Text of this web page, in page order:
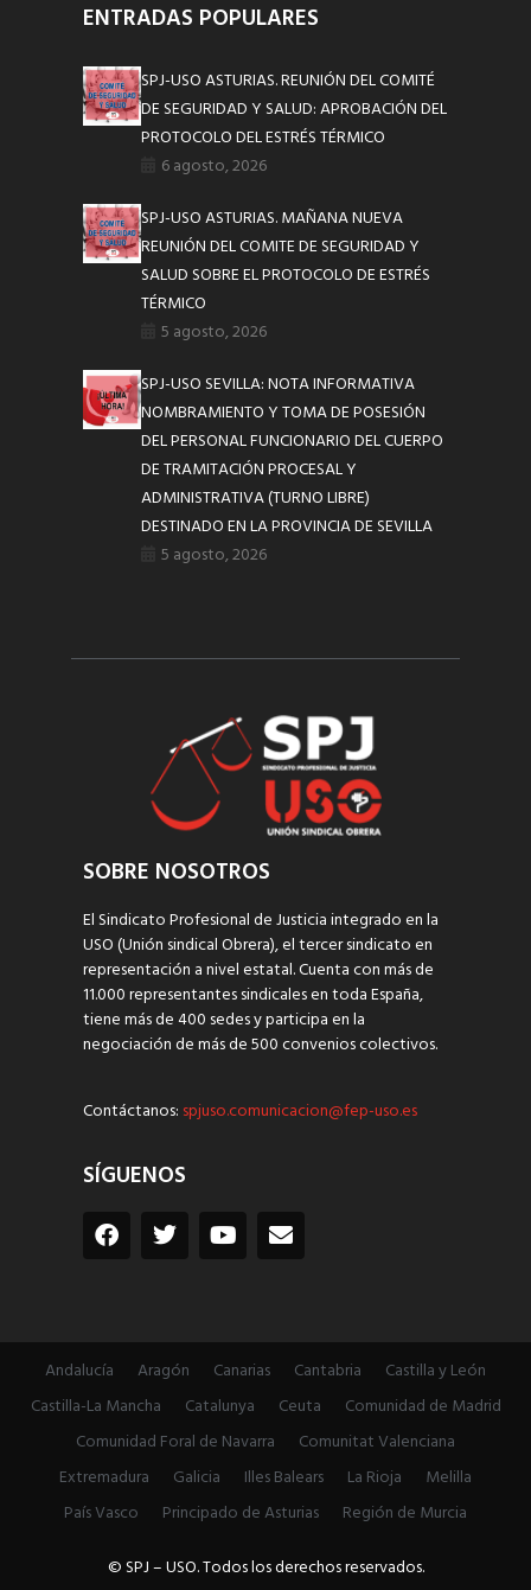
ENTRADAS POPULARES
SPJ-USO ASTURIAS. REUNIÓN DEL COMITÉ
DE SEGURIDAD Y SALUD: APROBACIÓN DEL
PROTOCOLO DEL ESTRÉS TÉRMICO
6 agosto, 2026
SPJ-USO ASTURIAS. MAÑANA NUEVA
REUNIÓN DEL COMITE DE SEGURIDAD Y
SALUD SOBRE EL PROTOCOLO DE ESTRÉS
TÉRMICO
5 agosto, 2026
SPJ-USO SEVILLA: NOTA INFORMATIVA
NOMBRAMIENTO Y TOMA DE POSESIÓN
DEL PERSONAL FUNCIONARIO DEL CUERPO
DE TRAMITACIÓN PROCESAL Y
ADMINISTRATIVA (TURNO LIBRE)
DESTINADO EN LA PROVINCIA DE SEVILLA
5 agosto, 2026
SOBRE NOSOTROS
El Sindicato Profesional de Justicia integrado en la
USO (Unión sindical Obrera), el tercer sindicato en
representación a nivel estatal. Cuenta con más de
11.000 representantes sindicales en toda España,
tiene más de 400 sedes y participa en la
negociación de más de 500 convenios colectivos.
Contáctanos: spjuso.comunicacion@fep-uso.es
SÍGUENOS
Andalucía Aragón Canarias Cantabria
Castilla y León
Castilla-La Mancha
Catalunya Ceuta
Comunidad de Madrid
Comunidad Foral de Navarra
Comunitat Valenciana
Extremadura
Galicia Illes Balears La Rioja
Melilla
País Vasco
Principado de Asturias
Región de Murcia
© SPJ – USO. Todos los derechos reservados.